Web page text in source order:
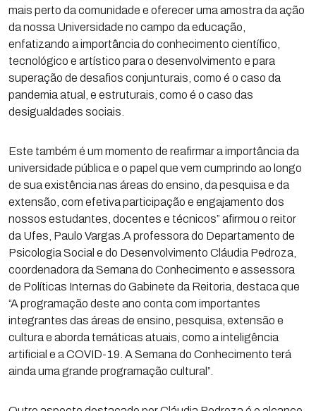
mais perto da comunidade e oferecer uma amostra da ação
da nossa Universidade no campo da educação,
enfatizando a importância do conhecimento científico,
tecnológico e artístico para o desenvolvimento e para
superação de desafios conjunturais, como é o caso da
pandemia atual, e estruturais, como é o caso das
desigualdades sociais.
Este também é um momento de reafirmar a importância da
universidade pública e o papel que vem cumprindo ao longo
de sua existência nas áreas do ensino, da pesquisa e da
extensão, com efetiva participação e engajamento dos
nossos estudantes, docentes e técnicos” afirmou o reitor
da Ufes, Paulo Vargas.A professora do Departamento de
Psicologia Social e do Desenvolvimento Cláudia Pedroza,
coordenadora da Semana do Conhecimento e assessora
de Políticas Internas do Gabinete da Reitoria, destaca que
“A programação deste ano conta com importantes
integrantes das áreas de ensino, pesquisa, extensão e
cultura e aborda temáticas atuais, como a inteligência
artificial e a COVID-19. A Semana do Conhecimento terá
ainda uma grande programação cultural”.